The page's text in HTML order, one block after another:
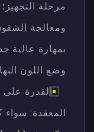
مرحلة
ومعالجة
بمهارة عالية
وضع اللون
القدرة على
المعقدة: